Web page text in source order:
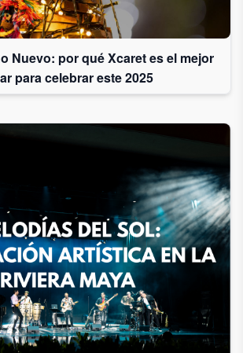
Nuevo: por qué Xcaret es el mejor
para celebrar este 2025